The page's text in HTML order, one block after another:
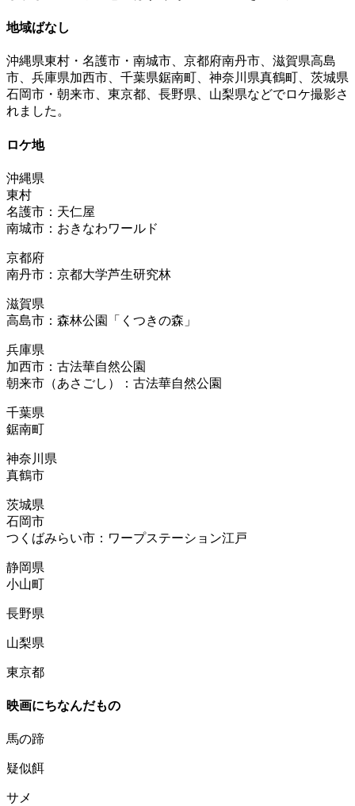
地域ばなし
沖縄県東村・名護市・南城市、京都府南丹市、滋賀県高島
市、兵庫県加西市、千葉県鋸南町、神奈川県真鶴町、茨城県
石岡市・朝来市、東京都、長野県、山梨県などでロケ撮影さ
れました。
ロケ地
沖縄県
東村
名護市：天仁屋
南城市：おきなわワールド
京都府
南丹市：京都大学芦生研究林
滋賀県
高島市：森林公園「くつきの森」
兵庫県
加西市：古法華自然公園
朝来市（あさごし）：古法華自然公園
千葉県
鋸南町
神奈川県
真鶴市
茨城県
石岡市
つくばみらい市：ワープステーション江戸
静岡県
小山町
長野県
山梨県
東京都
映画にちなんだもの
馬の蹄
疑似餌
サメ